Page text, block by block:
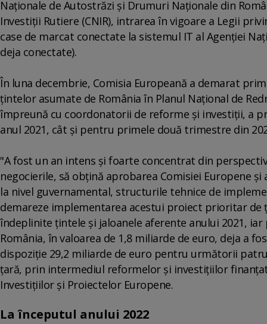
Naţionale de Autostrăzi şi Drumuri Naţionale din
Investiţii Rutiere (CNIR), intrarea în vigoare a Legii
case de marcat conectate la sistemul IT al Agenţiei
deja conectate).
În luna decembrie, Comisia Europeană a demarat
ţintelor asumate de România în Planul Naţional de
împreună cu coordonatorii de reforme şi investiţii, a
anul 2021, cât şi pentru primele două trimestre din
"A fost un an intens şi foarte concentrat din
negocierile, să obţină aprobarea Comisiei Europene
la nivel guvernamental, structurile tehnice de
demareze implementarea acestui proiect prioritar de
îndeplinite ţintele şi jaloanele aferente anului 2021,
România, în valoarea de 1,8 miliarde de euro, deja a
dispoziţie 29,2 miliarde de euro pentru următorii
ţară, prin intermediul reformelor şi investiţiilor
Investiţiilor şi Proiectelor Europene.
La începutul anului 2022